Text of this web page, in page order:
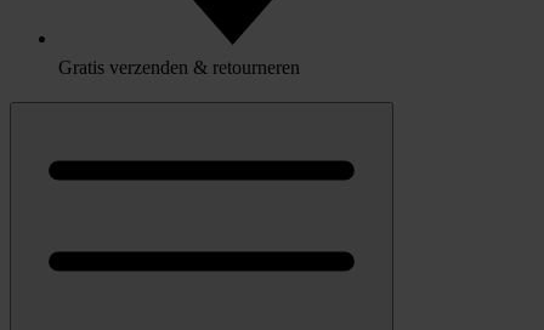
Gratis verzenden & retourneren